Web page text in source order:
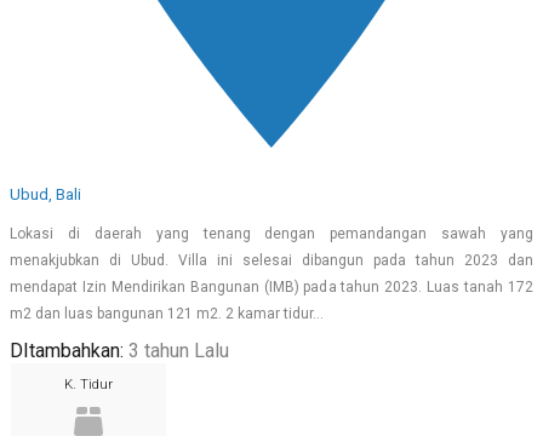
Ubud, Bali
Lokasi di daerah yang tenang dengan pemandangan sawah yang
menakjubkan di Ubud. Villa ini selesai dibangun pada tahun 2023 dan
mendapat Izin Mendirikan Bangunan (IMB) pada tahun 2023. Luas tanah 172
m2 dan luas bangunan 121 m2. 2 kamar tidur…
DItambahkan: 3 tahun Lalu
K. Tidur